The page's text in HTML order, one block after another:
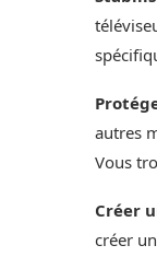
autres
Vous
Créer
créer